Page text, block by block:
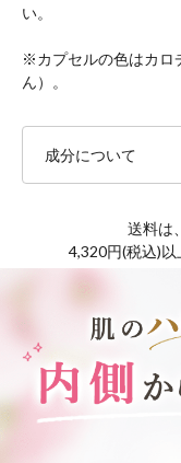
い。
※カプセルの色はカロ
ん）。
成分について